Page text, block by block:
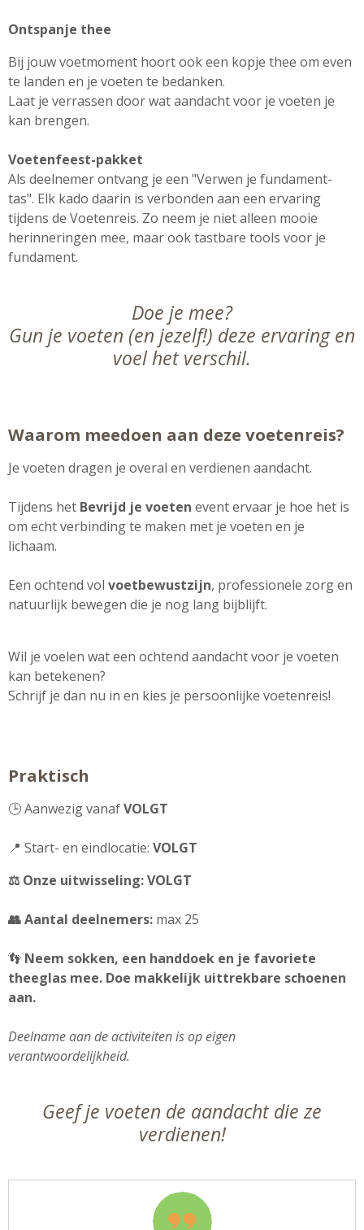
Ontspanje thee
Bij jouw voetmoment hoort ook een kopje thee om even
te landen en je voeten te bedanken.
Laat je verrassen door wat aandacht voor je voeten je
kan brengen.
Voetenfeest-pakket
Als deelnemer ontvang je een "Verwen je fundament-
tas". Elk kado daarin is verbonden aan een ervaring
tijdens de Voetenreis. Zo neem je niet alleen mooie
herinneringen mee, maar ook tastbare tools voor je
fundament.
Doe je mee?
Gun je voeten (en jezelf!) deze ervaring en
voel het verschil.
Waarom meedoen aan deze voetenreis?
Je voeten dragen je overal en verdienen aandacht.
Tijdens het Bevrijd je voeten event ervaar je hoe het is
om echt verbinding te maken met je voeten en je
lichaam.
Een ochtend vol voetbewustzijn, professionele zorg en
natuurlijk bewegen die je nog lang bijblijft.
Wil je voelen wat een ochtend aandacht voor je voeten
kan betekenen?
Schrijf je dan nu in en kies je persoonlijke voetenreis!
Praktisch
🕒 Aanwezig vanafVOLGT
📍 Start- en eindlocatie: VOLGT
⚖️ Onze uitwisseling: VOLGT
👥 Aantal deelnemers: max 25
👣 Neem sokken, een handdoek en je favoriete
theeglas mee. Doe makkelijk uittrekbare schoenen
aan.
Deelname aan de activiteiten is op eigen
verantwoordelijkheid.
Geef je voeten de aandacht die ze
verdienen!